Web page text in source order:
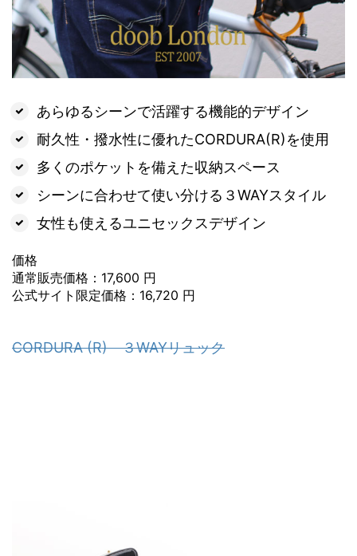
あらゆるシーンで活躍する機能的デザイン
耐久性・撥水性に優れたCORDURA(R)を使用
多くのポケットを備えた収納スペース
シーンに合わせて使い分ける３WAYスタイル
女性も使えるユニセックスデザイン
価格
通常販売価格：17,600 円
公式サイト限定価格：16,720 円
CORDURA (R) ３WAYリュック